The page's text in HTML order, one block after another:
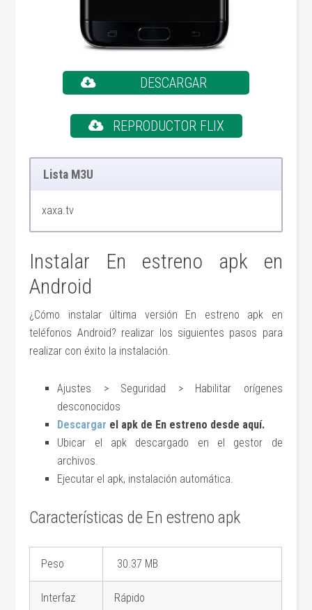
DESCARGAR
REPRODUCTOR FLIX
Lista M3U
xaxa.tv
Instalar En estreno apk en
Android
¿Cómo instalar última versión En estreno apk en
teléfonos Android? realizar los siguientes pasos para
realizar con éxito la instalación.
Ajustes > Seguridad > Habilitar orígenes
desconocidos
Descargar el apk de En estreno desde aquí.
Ubicar el apk descargado en el gestor de
archivos.
Ejecutar el apk, instalación automática.
Características de En estreno apk
Peso 30.37 MB
Interfaz Rápido